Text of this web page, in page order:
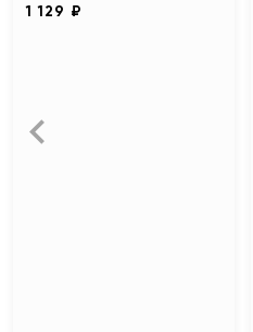
1 129 ₽